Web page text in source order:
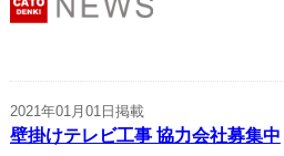
2021年01月01日掲載
壁掛けテレビ工事 協力会社募集中